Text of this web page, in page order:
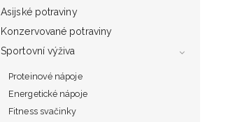
Asijské potraviny
Konzervované potraviny
Sportovní výživa
Proteinové nápoje
Energetické nápoje
Fitness svačinky